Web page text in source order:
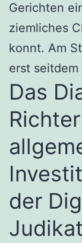
Gerichten
ziemliches
konnt. Am
erst seitdem
Das
der